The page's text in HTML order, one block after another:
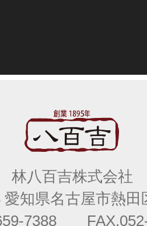
林八百吉株式会社
愛知県名古屋市熱田
7388